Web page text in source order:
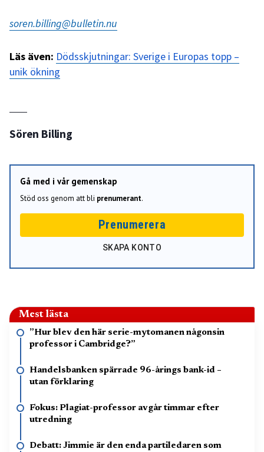
soren.billing@bulletin.nu
Läs även: Dödsskjutningar: Sverige i Europas topp –
unik ökning
Sören Billing
Gå med i vår gemenskap
Stöd oss genom att bli prenumerant.
Prenumerera
SKAPA KONTO
Mest lästa
”Hur blev den här serie-mytomanen någonsin
professor i Cambridge?”
Handelsbanken spärrade 96-årings bank-id –
utan förklaring
Fokus: Plagiat-professor avgår timmar efter
utredning
Debatt: Jimmie är den enda partiledaren som